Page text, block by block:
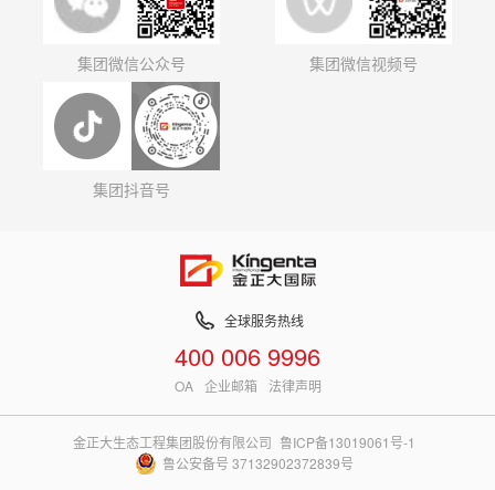
集团微信公众号 集团微信视频号
集团抖音号
全球服务热线
400 006 9996
OA 企业邮箱 法律声明
金正大生态工程集团股份有限公司 鲁ICP备13019061号-1
鲁公安备号 37132902372839号